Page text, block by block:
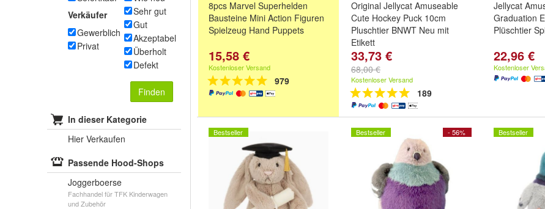
Verkäufer
Gewerblich
Privat
Sehr gut
Gut
Akzeptabel
Überholt
Defekt
Finden
In dieser Kategorie
Hier Verkaufen
Passende Hood-Shops
Joggerboerse
Fachhandel für TFK Kinderwagen
und Zubehör
8pcs Marvel Superhelden
Bausteine Mini Action Figuren
Spielzeug Hand Puppets
15,58 €
Kostenloser Versand
979
Original Jellycat Amuseable
Cute Hockey Puck 10cm
Pluschtier BNWT Neu mit
Etikett
33,73 €
68,00 €
Kostenloser Versand
189
Jellycat
Graduation
Plüschtier
22,96 €
Kostenloser
Bestseller - 56%
Bestseller Bestseller